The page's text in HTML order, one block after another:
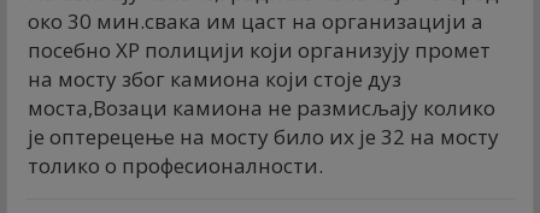
око 30 мин.свака им цаст на организацији а
посебно ХР полицији који организују промет
на мосту због камиона који стоје дуз
моста,Возаци камиона не размисљају колико
је оптерецење на мосту било их је 32 на мосту
толико о професионалности.